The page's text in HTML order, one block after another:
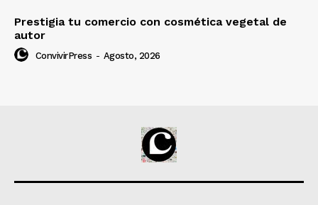
Prestigia tu comercio con cosmética vegetal de
autor
ConvivirPress - Agosto, 2026